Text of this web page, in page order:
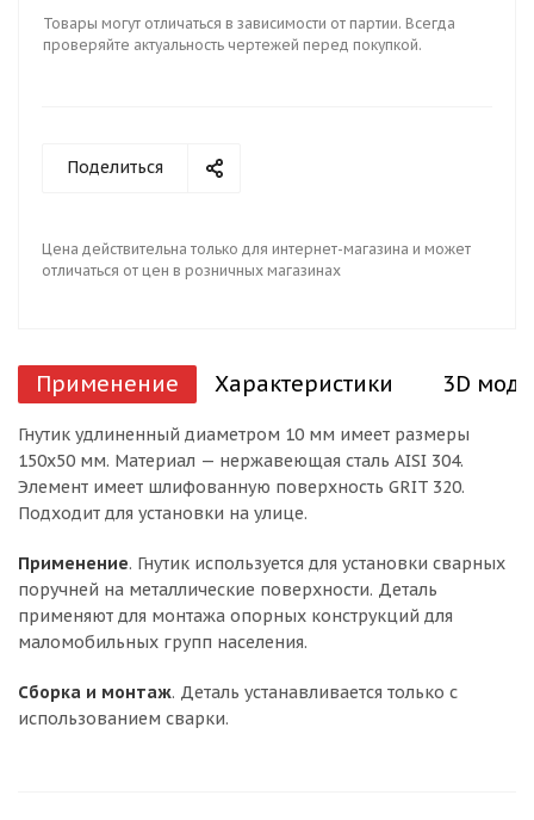
Товары могут отличаться в зависимости от партии. Всегда
проверяйте актуальность чертежей перед покупкой.
Поделиться
Цена действительна только для интернет-магазина и может
отличаться от цен в розничных магазинах
Применение Характеристики 3D
Гнутик удлиненный диаметром 10 мм имеет размеры
150х50 мм. Материал — нержавеющая сталь AISI 304.
Элемент имеет шлифованную поверхность GRIT 320.
Подходит для установки на улице.
Применение. Гнутик используется для установки сварных
поручней на металлические поверхности. Деталь
применяют для монтажа опорных конструкций для
маломобильных групп населения.
Сборка и монтаж. Деталь устанавливается только с
использованием сварки.